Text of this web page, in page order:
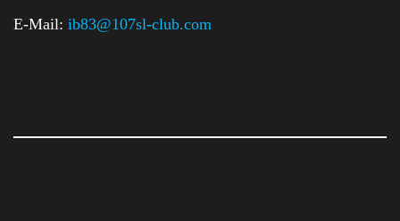
E-Mail: ib83@107sl-club.com